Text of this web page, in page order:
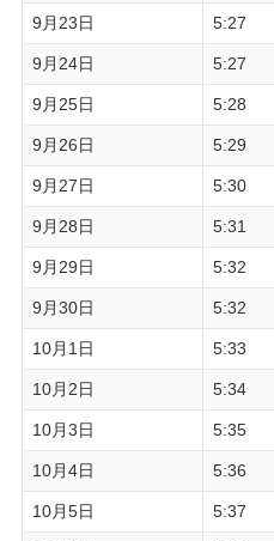
9月23日 5:27
9月24日 5:27
9月25日 5:28
9月26日 5:29
9月27日 5:30
9月28日 5:31
9月29日 5:32
9月30日 5:32
10月1日 5:33
10月2日 5:34
10月3日 5:35
10月4日 5:36
10月5日 5:37